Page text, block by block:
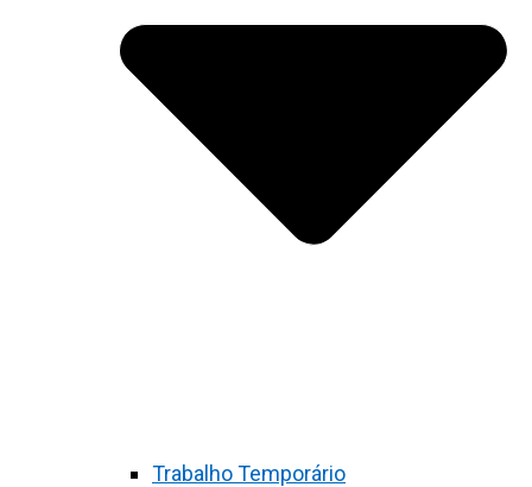
Trabalho Temporário